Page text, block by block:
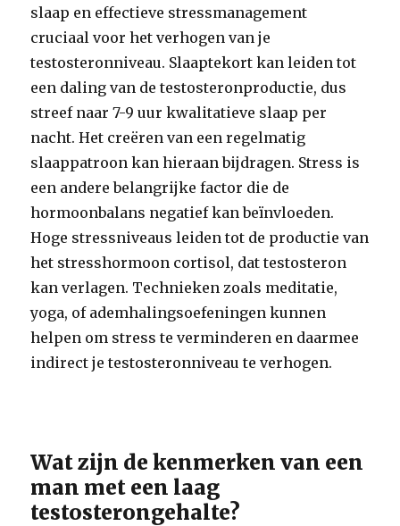
slaap en effectieve stressmanagement
cruciaal voor het verhogen van je
testosteronniveau. Slaaptekort kan leiden tot
een daling van de testosteronproductie, dus
streef naar 7-9 uur kwalitatieve slaap per
nacht. Het creëren van een regelmatig
slaappatroon kan hieraan bijdragen. Stress is
een andere belangrijke factor die de
hormoonbalans negatief kan beïnvloeden.
Hoge stressniveaus leiden tot de productie van
het stresshormoon cortisol, dat testosteron
kan verlagen. Technieken zoals meditatie,
yoga, of ademhalingsoefeningen kunnen
helpen om stress te verminderen en daarmee
indirect je testosteronniveau te verhogen.
Wat zijn de kenmerken van een
man met een laag
testosterongehalte?